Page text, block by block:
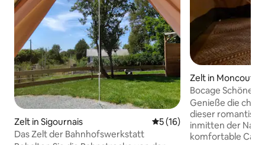
Zelt in Sigournais Durchschnittliche
5 (16)
Das Zelt der Bahnhofswerkstatt
Zelt in
e
Bocage Schöne
Belle Étoile' 🌟
Genieße die
dieser
inmitten der
komfortable